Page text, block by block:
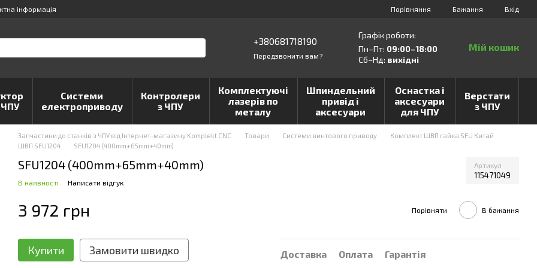
інформація Порівняння Бажання Вхід
+380681718190
Передзвонити вам?
Графік роботи:
Пн–Пт: 09:00–18:00
Сб–Нд: вихідні
Мій кошик
Системи
електроприводу
Контролери
з ЧПУ
Комплектуючі
лазерів по
металу
Шпиндельний
привід і
аксесуари
Оснастка і
аксесуари
для ЧПУ
Верстати
з ЧПУ
Запчастини до станків з ЧПУ від Інтернет-магазину Komplekt CNC Товари Системи винтового приводу
Комплект ШВП гайка SFU Китай
ШВП SFU1204
SFU1204 (400mm+65mm+40mm)
SFU1204 (400mm+65mm+40mm) Артикул
115471049
В наявності Написати відгук
3 972 грн Порівняти В бажання
Купити Замовити швидко Доставка Оплата Гарантія